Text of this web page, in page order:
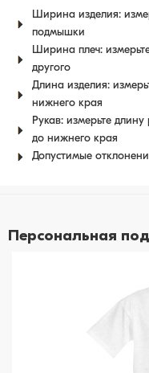
Ширина изделия:
подмышки
Ширина плеч:
другого
Длина изделия:
нижнего края
Рукав: измерьте
до нижнего края
Допустимые
Персональная